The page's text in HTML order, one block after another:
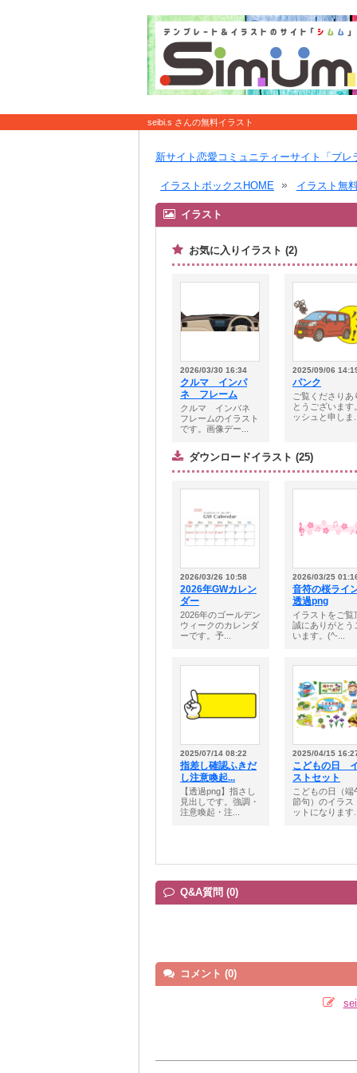
seibi.s さんの無料イラスト
新サイト恋愛コミュニティーサイト「ブレ
イラストボックスHOME イラスト無
イラスト
お気に入りイラスト (2)
2026/03/30 16:34
クルマ インパ
ネ フレーム
クルマ インパネ
フレームのイラスト
です。画像デー...
2025/09/06
パンク
ご覧くださりあ
とうございます
ッシュと申しま
ダウンロードイラスト (25)
2026/03/26 10:58
2026年GWカレン
ダー
2026年のゴールデン
ウィークのカレンダ
ーです。予...
2026/03/25
音符の桜ラ
透過png
イラストをご覧
誠にありがとう
います。(^-...
2025/07/14 08:22
指差し確認ふきだ
し注意喚起...
【透過png】指さし
見出しです。強調・
注意喚起・注...
2025/04/15
こどもの日
ストセット
こどもの日（端
節句）のイラス
ットになります
Q&A質問 (0)
コメント (0)